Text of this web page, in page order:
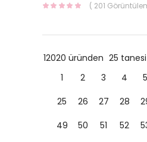
( 201
12020 üründen 25 tanesi
1
2 3 4 5
25
26 27 28
49
50 51 52